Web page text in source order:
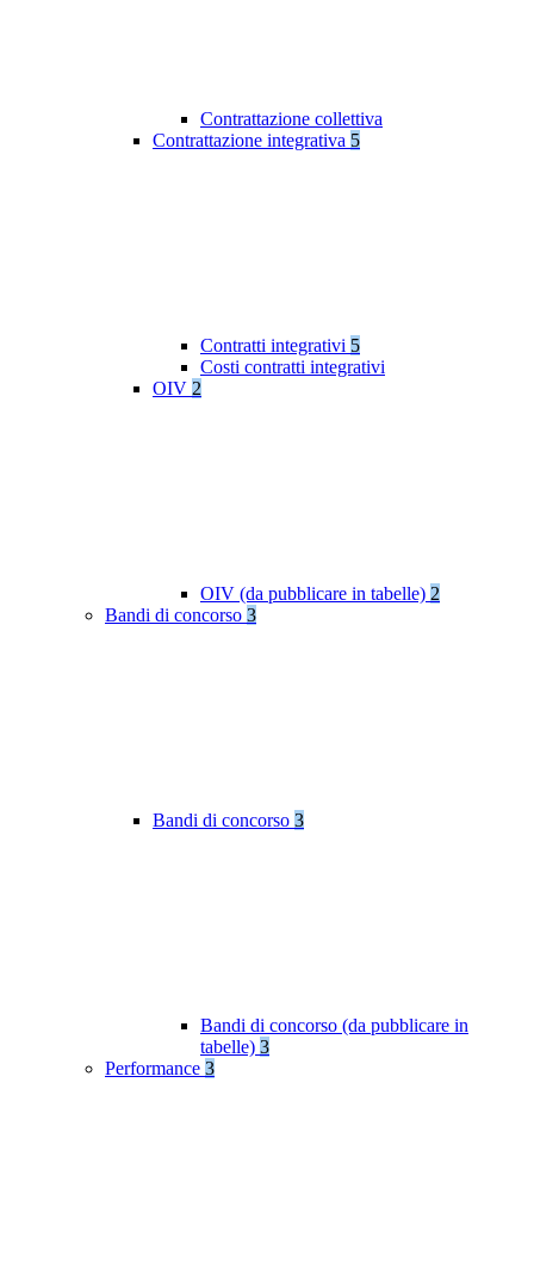
Contrattazione collettiva
Contrattazione integrativa 5
Contratti integrativi 5
Costi contratti integrativi
OIV 2
OIV (da pubblicare in tabelle) 2
Bandi di concorso 3
Bandi di concorso 3
Bandi di concorso (da pubblicare in
tabelle) 3
Performance 3